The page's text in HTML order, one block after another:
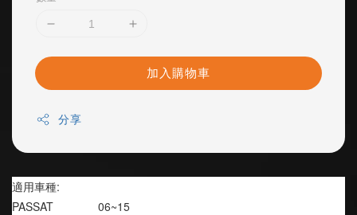
加入購物車
分享
適用車種:
PASSAT              06~15